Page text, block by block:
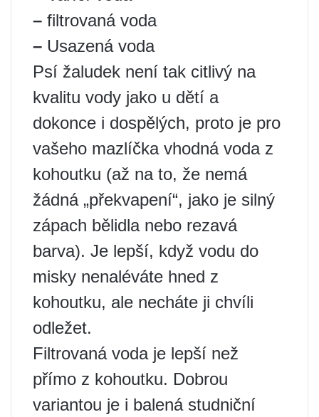
– filtrovaná voda
– Usazená voda
Psí žaludek není tak citlivý na
kvalitu vody jako u dětí a
dokonce i dospělých, proto je pro
vašeho mazlíčka vhodná voda z
kohoutku (až na to, že nemá
žádná „překvapení“, jako je silný
zápach bělidla nebo rezavá
barva). Je lepší, když vodu do
misky nenaléváte hned z
kohoutku, ale necháte ji chvíli
odležet.
Filtrovaná voda je lepší než
přímo z kohoutku. Dobrou
variantou je i balená studniční